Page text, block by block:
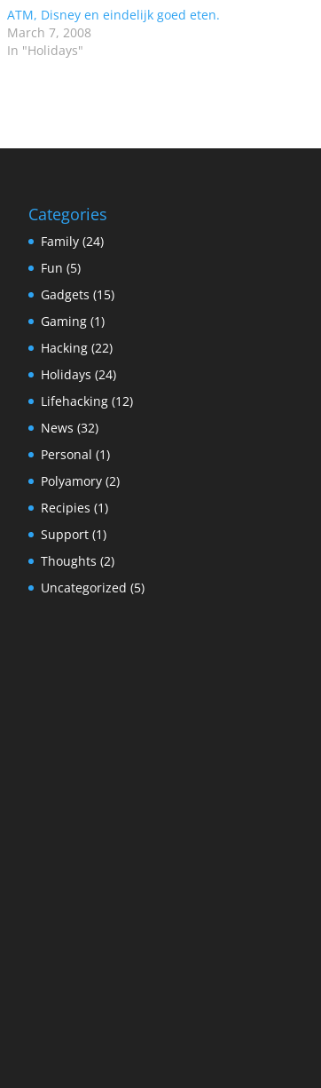
ATM, Disney en eindelijk goed eten.
March 7, 2008
In "Holidays"
Categories
Family(24)
Fun (5)
Gadgets (15)
Gaming(1)
Hacking(22)
Holidays (24)
Lifehacking(12)
News (32)
Personal (1)
Polyamory(2)
Recipies (1)
Support(1)
Thoughts (2)
Uncategorized (5)